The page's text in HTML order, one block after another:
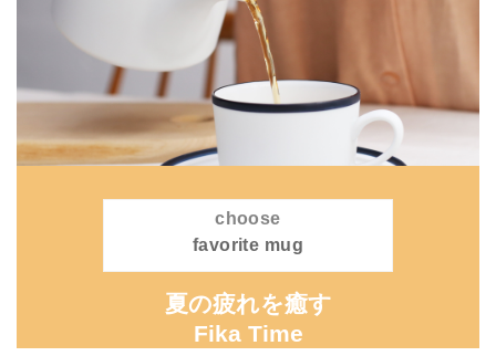
choose
favorite mug
夏の疲れを癒す
Fika Time